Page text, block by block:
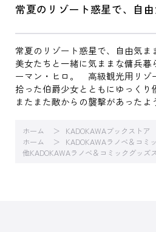
常夏のリゾート惑星で、自
常夏のリゾート惑星で、自由気ま
美女たちと一緒に気ままな傭兵暮
ーマン・ヒロ。 高級観光用リゾ
拾った伯爵少女とともにゆっくり
またまた敵からの襲撃があった
ホーム KADOKAWAブックストア
ホーム
KADOKAWAラノベ＆コミ
他KADOKAWAラノベ＆コミックグッズ